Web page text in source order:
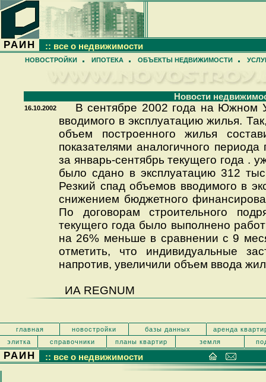
РАИН :: все о недвижимости
НОВОСТРОЙКИ ИПОТЕКА ОБЪЕКТЫ НЕДВИЖИМОСТИ
Новости
16.10.2002
В сентябре 2002 года на Южном
вводимого в эксплуатацию жилья.
объем построенного жилья
показателями аналогичного
за январь-сентябрь текущего года .
было сдано в эксплуатацию 312
Резкий спад объемов вводимого в
снижением бюджетного
По договорам строительного
текущего года было выполнено
на 26% меньше в сравнении с 9
отметить, что индивидуальные
напротив, увеличили объем ввода
ИА REGNUM
главная новостройки базы данных
аренда
элитка
справочники планы квартир земля
РАИН :: все о недвижимости